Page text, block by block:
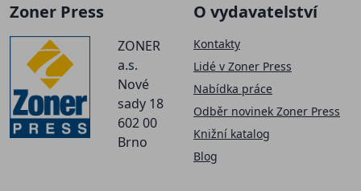
Zoner Press
ZONER
a.s.
Nové
sady 18
602 00
Brno
O vydavatelství
Kontakty
Lidé v Zoner Press
Nabídka práce
Odběr novinek Zoner Press
Knižní katalog
Blog